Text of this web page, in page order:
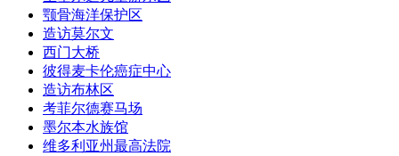
颚骨海洋保护区
造访莫尔文
西门大桥
彼得麦卡伦癌症中心
造访布林区
考菲尔德赛马场
墨尔本水族馆
维多利亚州最高法院